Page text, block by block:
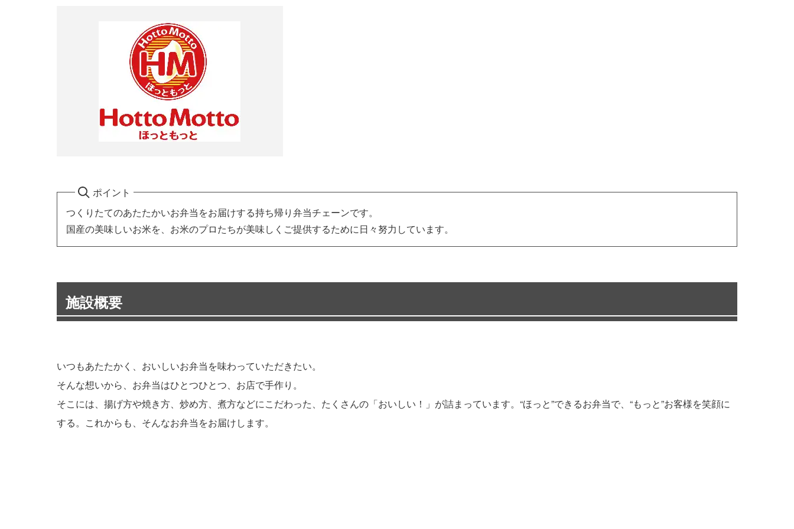
ポイント
つくりたてのあたたかいお弁当をお届けする持ち帰り弁当チェーンです。
国産の美味しいお米を、お米のプロたちが美味しくご提供するために日々努力しています。
施設概要
いつもあたたかく、おいしいお弁当を味わっていただきたい。
そんな想いから、お弁当はひとつひとつ、お店で手作り。
そこには、揚げ方や焼き方、炒め方、煮方などにこだわった、たくさんの「おいしい！」が詰まっています。“ほっと”できるお弁当で、“もっと”お客様を笑顔に
する。これからも、そんなお弁当をお届けします。